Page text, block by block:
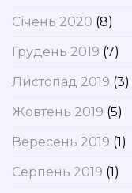
Січень 2020 (8)
Грудень 2019 (7)
Листопад 2019 (3)
Жовтень 2019 (5)
Вересень 2019 (1)
Серпень 2019 (1)